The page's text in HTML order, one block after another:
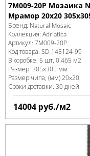
7M009-20P Мозаика
Мрамор 20х20
Бренд: Natural Mosaic
Коллекция: Adriatica
Артикул: 7M009-20P
Код товара: SD-145124-99
В коробке: 5 шт, 0.465 м2
Размер: 305x305 мм
Размер чипа, (мм)20x20
Сроки доставки: 30 дней
14004 руб./м2